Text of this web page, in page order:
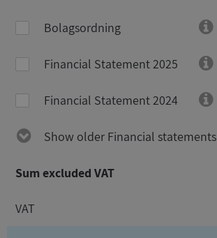
Bolagsordning
Financial Statement 2025
Financial Statement 2024
Show older Financial statements
Sum excluded VAT
VAT